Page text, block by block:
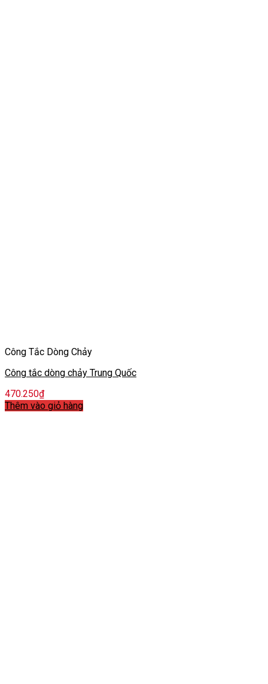
Công Tắc Dòng Chảy
Công tắc dòng chảy Trung Quốc
470.250₫
Thêm vào giỏ hàng